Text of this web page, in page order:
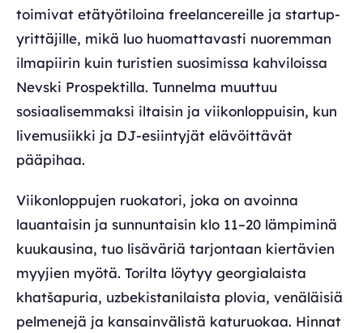
toimivat etätyötiloina freelancereille ja startup-
yrittäjille, mikä luo huomattavasti nuoremman
ilmapiirin kuin turistien suosimissa kahviloissa
Nevski Prospektilla. Tunnelma muuttuu
sosiaalisemmaksi iltaisin ja viikonloppuisin, kun
livemusiikki ja DJ-esiintyjät elävöittävät
pääpihaa.
Viikonloppujen ruokatori, joka on avoinna
lauantaisin ja sunnuntaisin klo 11–20 lämpiminä
kuukausina, tuo lisäväriä tarjontaan kiertävien
myyjien myötä. Torilta löytyy georgialaista
khatšapuria, uzbekistanilaista plovia, venäläisiä
pelmenejä ja kansainvälistä katuruokaa. Hinnat